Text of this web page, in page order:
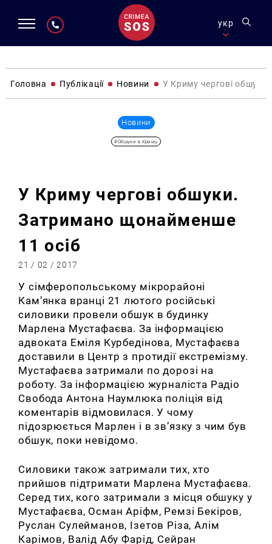
укр
Головна Публікації Новини У Криму чергові
Новини
#Обшуки в Криму
У Криму чергові обшуки.
Затримано щонайменше
11 осіб
21 / 02 / 2017
У сімферопольському мікрорайоні
Кам’янка вранці 21 лютого російські
силовики провели обшук в будинку
Марлена Мустафаєва. За інформацією
адвоката Еміля Курбедінова, Мустафаєва
доставили в Центр з протидії екстремізму.
Мустафаєва затримали по дорозі на
роботу. За інформацією журналіста Радіо
Свобода Антона Наумлюка поліція від
коментарів відмовилася.У чому
підозрюється Марлен і в зв’язку з чим був
обшук, поки невідомо.
Силовики також затримали тих, хто
прийшов підтримати Марлена Мустафаєва.
Серед тих, кого затримали з місця обшуку у
Мустафаєва, Осман Аріфм, Ремзі Бекіров,
Руслан Сулейманов, Ізетов Різа, Алім
Карімов, Валід Абу Фарід, Сейран